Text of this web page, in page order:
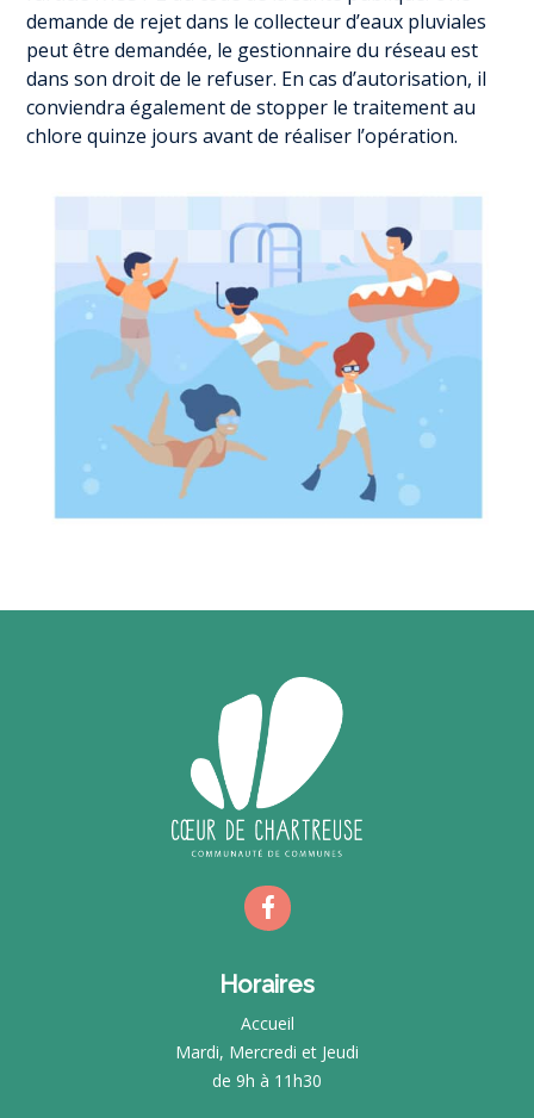
demande de rejet dans le collecteur d’eaux pluviales
peut être demandée, le gestionnaire du réseau est
dans son droit de le refuser. En cas d’autorisation, il
conviendra également de stopper le traitement au
chlore quinze jours avant de réaliser l’opération.
Horaires
Accueil
Mardi, Mercredi et Jeudi
de 9h à 11h30